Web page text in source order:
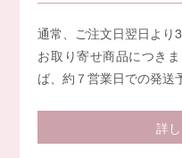
通常、ご注文日翌日より
お取り寄せ商品につき
ば、約７営業日での発送
詳